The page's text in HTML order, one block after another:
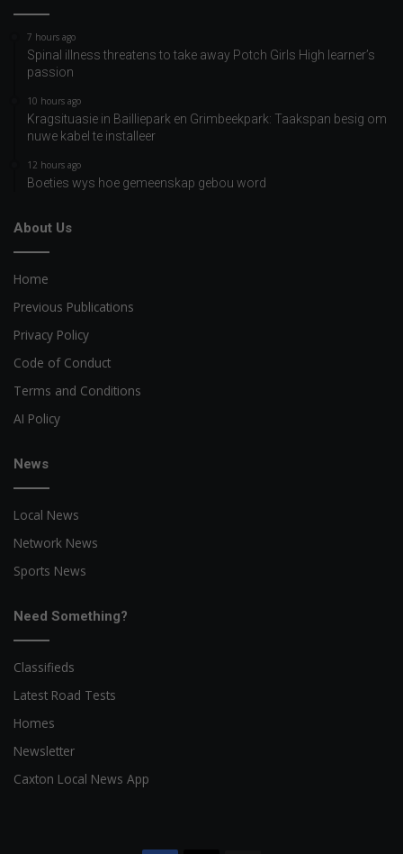
7 hours ago
Spinal illness threatens to take away Potch Girls High learner’s
passion
10 hours ago
Kragsituasie in Bailliepark en Grimbeekpark: Taakspan besig om
nuwe kabel te installeer
12 hours ago
Boeties wys hoe gemeenskap gebou word
About Us
Home
Previous Publications
Privacy Policy
Code of Conduct
Terms and Conditions
AI Policy
News
Local News
Network News
Sports News
Need Something?
Classifieds
Latest Road Tests
Homes
Newsletter
Caxton Local News App